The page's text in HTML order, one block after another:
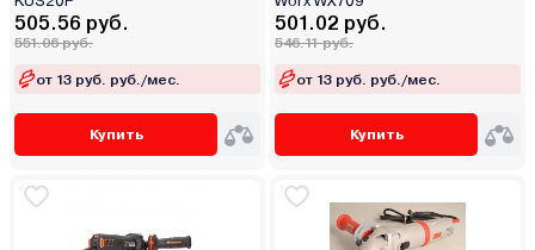
505.56 руб.
551.06 руб.
от 13 руб. руб./мес.
Купить
501.02 руб.
546.11 руб.
от 13 руб. руб./мес.
Купить